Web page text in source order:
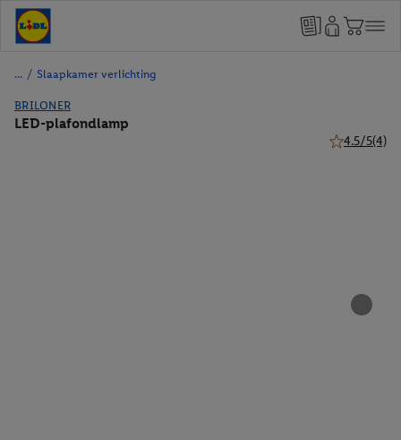
/ Slaapkamer verlichting
BRILONER
LED-plafondlamp
4.5/5(4)